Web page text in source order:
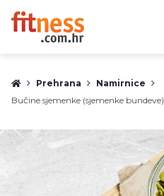
Prehrana
Namirnice
Bučine sjemenke (sjemenke bundeve)